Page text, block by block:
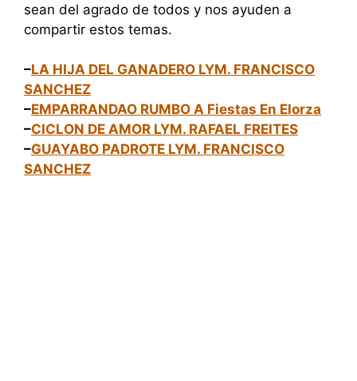
sean del agrado de todos y nos ayuden a
compartir estos temas.
–LA HIJA DEL GANADERO LYM. FRANCISCO
SANCHEZ
–EMPARRANDAO RUMBO A Fiestas En Elorza
–CICLON DE AMOR LYM. RAFAEL FREITES
–GUAYABO PADROTE LYM. FRANCISCO
SANCHEZ